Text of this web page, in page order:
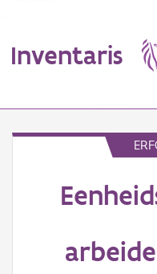
Inventaris
Erfgoedobject
Waarneming